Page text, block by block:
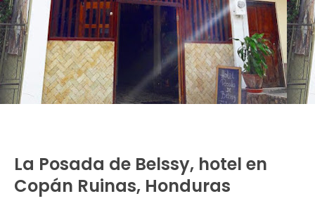
La Posada de Belssy, hotel en
Copán Ruinas, Honduras